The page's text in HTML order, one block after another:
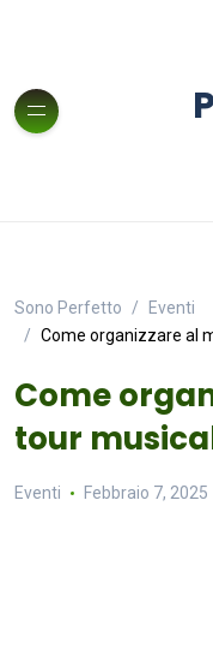
Sono Perfetto
Eventi
Come organizzare al
Come
tour
Eventi Febbraio 7, 2025